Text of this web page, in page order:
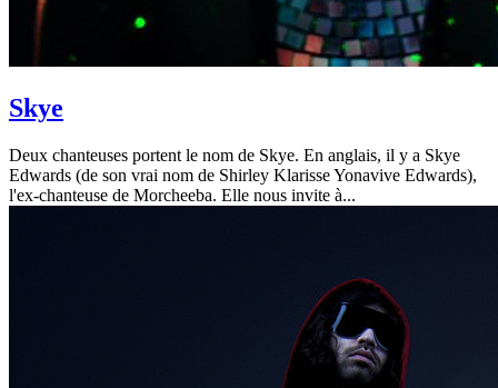
Skye
Deux chanteuses portent le nom de Skye. En anglais, il y a Skye
Edwards (de son vrai nom de Shirley Klarisse Yonavive Edwards),
l'ex-chanteuse de Morcheeba. Elle nous invite à...